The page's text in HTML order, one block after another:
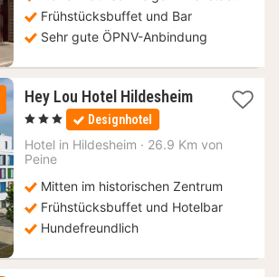
Frühstücksbuffet und Bar
Sehr gute ÖPNV-Anbindung
Hey Lou Hotel Hildesheim2
Nächte
66,56
, 3 Sterne Designhotel
Hotel in Hildesheim · 26.9 Km von
Peine
Mitten im historischen Zentrum
Frühstücksbuffet und Hotelbar
Hundefreundlich